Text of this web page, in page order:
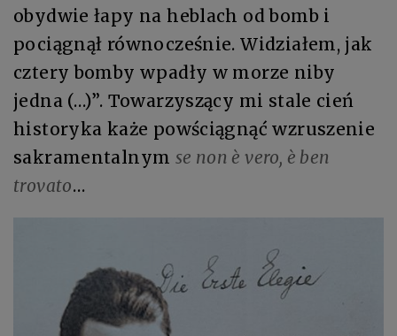
obydwie łapy na heblach od bomb i
pociągnął równocześnie. Widziałem, jak
cztery bomby wpadły w morze niby
jedna (…)”. Towarzyszący mi stale cień
historyka każe powściągnąć wzruszenie
sakramentalnym se non è vero, è ben
trovato…